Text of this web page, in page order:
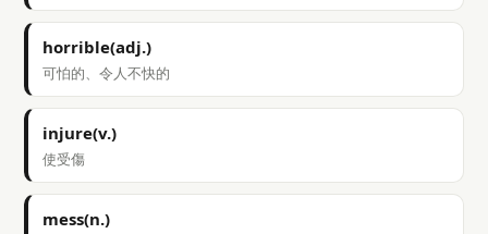
horrible(adj.)
可怕的、令人不快的
injure(v.)
使受傷
mess(n.)